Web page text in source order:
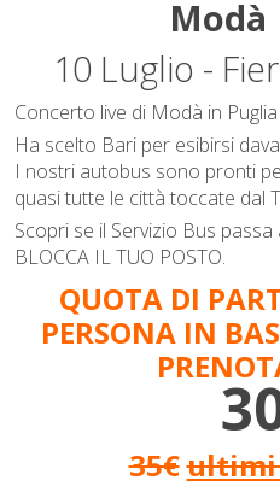
10 Luglio -
Concerto live di Modà in Puglia
Ha scelto Bari per esibirsi
I nostri autobus sono pronti
quasi tutte le città toccate dal
Scopri se il Servizio Bus
BLOCCA IL TUO POSTO.
QUOTA DI
PERSONA IN
35€ultimi